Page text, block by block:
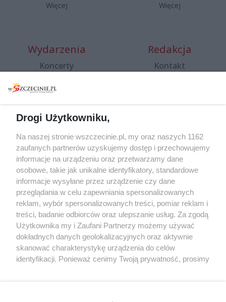
Więcej Więcej
Wydarzenia
Koncerty
Spacery i oprowadzania
targi
Wernisaże
Więcej
Redakcja
Kontakt
Specjalny koncert z okazji
20. urodzin portalu
wSzczecinie.pl
Regulamin konkursów
śniadaniówka "Hej
Szczecin! Jest piątek!"
Partnerzy
Praca Szczecin
Drogi Użytkowniku,
Na naszej stronie wszczecinie.pl, my oraz naszych 1162
zaufanych partnerów uzyskujemy dostęp i przechowujemy
informacje na urządzeniu oraz przetwarzamy dane
osobowe, takie jak unikalne identyfikatory, standardowe
informacje wysyłane przez urządzenie czy dane
przeglądania w celu zapewniania spersonalizowanych
reklam, wybór spersonalizowanych treści, pomiar reklam i
treści, badanie odbiorców oraz ulepszanie usług. Za zgodą
Użytkownika my i Zaufani Partnerzy możemy używać
dokładnych danych geolokalizacyjnych oraz aktywnie
skanować charakterystykę urządzenia do celów
identyfikacji. Ponieważ cenimy Twoją prywatność, prosimy